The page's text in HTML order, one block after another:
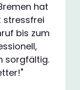
hat
stressfrei
bis zum
sorgfältig.